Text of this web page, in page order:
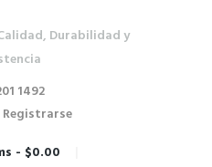
Durabilidad y
1492
- $0.00